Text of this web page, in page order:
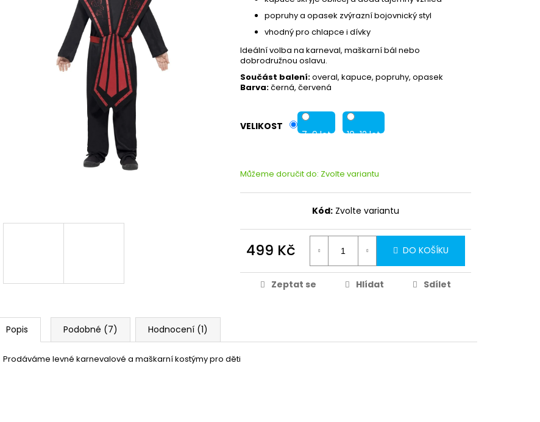
popruhy a opasek zvýrazní bojovnický styl
vhodný pro chlapce i dívky
Ideální volba na karneval, maškarní bál nebo
dobrodružnou oslavu.
Součást balení:overal, kapuce, popruhy, opasek
Barva:černá, červená
VELIKOST
7-9 let 10-12 let
Můžeme doručit do: Zvolte variantu
Kód: Zvolte variantu
499 Kč DO KOŠÍKU
Zeptat se Hlídat Sdílet
Popis Podobné (7) Hodnocení (1)
Prodáváme levné karnevalové a maškarní kostýmy pro děti
Partykostym.cz - online